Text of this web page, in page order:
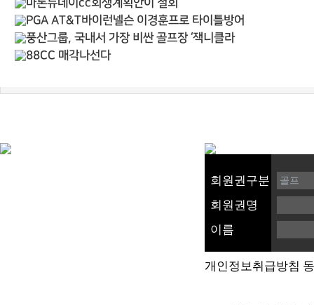
회원권구분
회원권명
이름
개인정보취급방침